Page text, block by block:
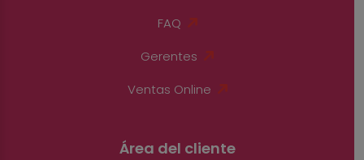
FAQ
Gerentes
Ventas Online
Área del cliente